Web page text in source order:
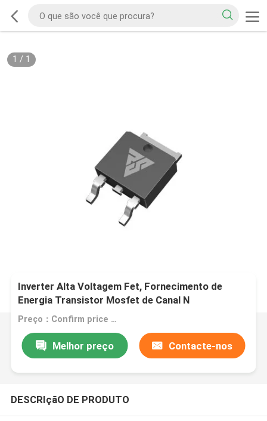
1 / 1
Inverter Alta Voltagem Fet, Fornecimento de
Energia Transistor Mosfet de Canal N
Preço：Confirm price based on product
Melhor preço Contacte-nos
DESCRIçãO DE PRODUTO